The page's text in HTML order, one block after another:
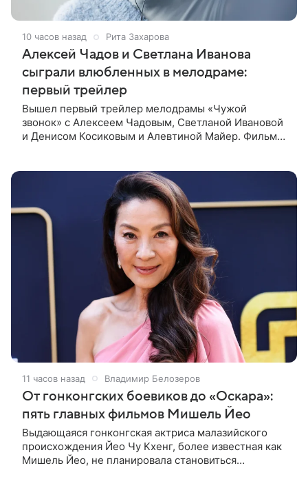
10 часов назад Рита Захарова
Алексей Чадов и Светлана Иванова
сыграли влюбленных в мелодраме:
первый трейлер
Вышел первый трейлер мелодрамы «Чужой
звонок» с Алексеем Чадовым, Светланой Ивановой
и Денисом Косиковым и Алевтиной Майер. Фильм
11 часов назад Владимир Белозеров
От гонконгских боевиков до «Оскара»:
пять главных фильмов Мишель Йео
Выдающаяся гонконгская актриса малазийского
происхождения Йео Чу Кхенг, более известная как
Мишель Йео, не планировала становиться